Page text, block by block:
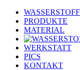
WASSERSTOFF
PRODUKTE
MATERIAL
WERKSTATT
PICS
KONTAKT